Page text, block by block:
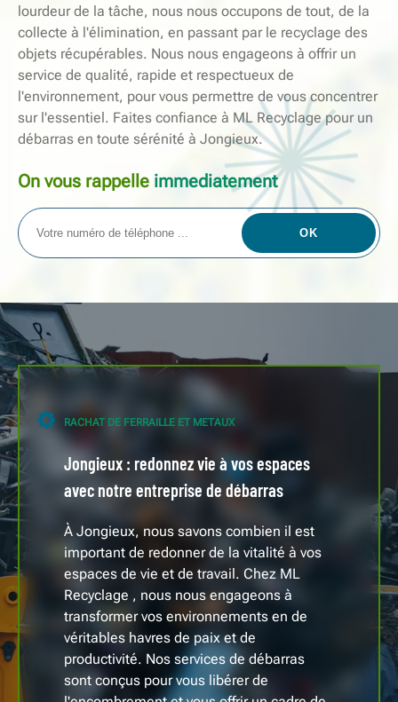
lourdeur de la tâche, nous nous occupons de tout, de la
collecte à l'élimination, en passant par le recyclage des
objets récupérables. Nous nous engageons à offrir un
service de qualité, rapide et respectueux de
l'environnement, pour vous permettre de vous concentrer
sur l'essentiel. Faites confiance à ML Recyclage pour un
débarras en toute sérénité à Jongieux.
On vous rappelle immediatement
RACHAT DE FERRAILLE ET METAUX
Jongieux : redonnez vie à vos espaces
avec notre entreprise de débarras
À Jongieux, nous savons combien il est
important de redonner de la vitalité à vos
espaces de vie et de travail. Chez ML
Recyclage , nous nous engageons à
transformer vos environnements en de
véritables havres de paix et de
productivité. Nos services de débarras
sont conçus pour vous libérer de